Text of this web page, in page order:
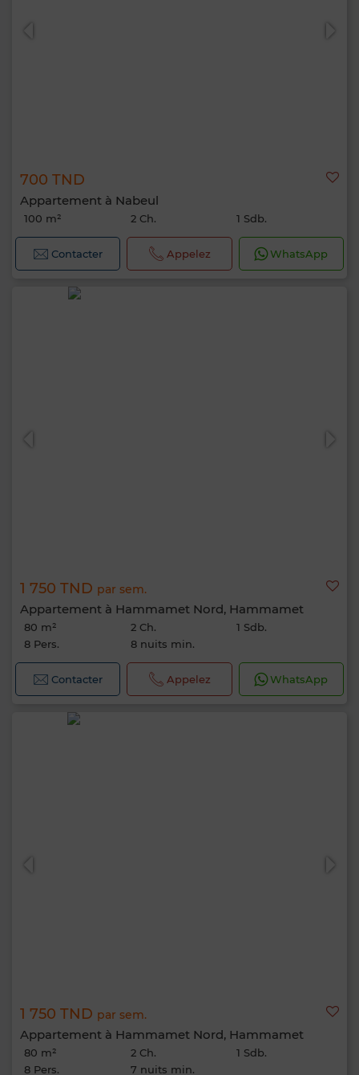
700 TND
Appartement à Nabeul
100 m² 2 Ch. 1 Sdb.
Contacter Appelez WhatsApp
1 750 TND par sem.
Appartement à Hammamet Nord, Hammamet
80 m² 2 Ch.
1 Sdb.
8 Pers.
8 nuits min.
Contacter Appelez WhatsApp
1 750 TND par sem.
Appartement à Hammamet Nord, Hammamet
80 m² 2 Ch.
1 Sdb.
8 Pers.
7 nuits min.